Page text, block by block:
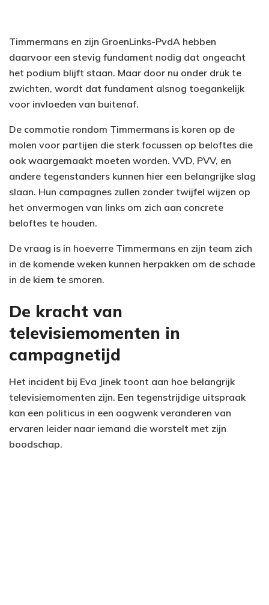
Timmermans en zijn GroenLinks-PvdA hebben
daarvoor een stevig fundament nodig dat ongeacht
het podium blijft staan. Maar door nu onder druk te
zwichten, wordt dat fundament alsnog toegankelijk
voor invloeden van buitenaf.
De commotie rondom Timmermans is koren op de
molen voor partijen die sterk focussen op beloftes die
ook waargemaakt moeten worden. VVD, PVV, en
andere tegenstanders kunnen hier een belangrijke slag
slaan. Hun campagnes zullen zonder twijfel wijzen op
het onvermogen van links om zich aan concrete
beloftes te houden.
De vraag is in hoeverre Timmermans en zijn team zich
in de komende weken kunnen herpakken om de schade
in de kiem te smoren.
De kracht van
televisiemomenten in
campagnetijd
Het incident bij Eva Jinek toont aan hoe belangrijk
televisiemomenten zijn. Een tegenstrijdige uitspraak
kan een politicus in een oogwenk veranderen van
ervaren leider naar iemand die worstelt met zijn
boodschap.